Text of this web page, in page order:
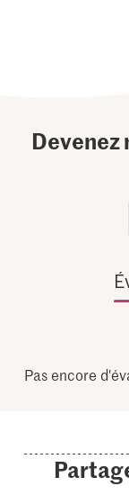
Devenez
Pas encore